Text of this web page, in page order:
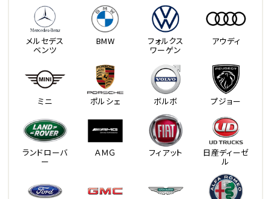
メルセデス
ベンツ
BMW フォルクス
ワーゲン
アウディ
ミニ ポルシェ ボルボ プジョー
ランドローバ
ー
ＡＭＧ フィアット 日産ディーゼ
ル